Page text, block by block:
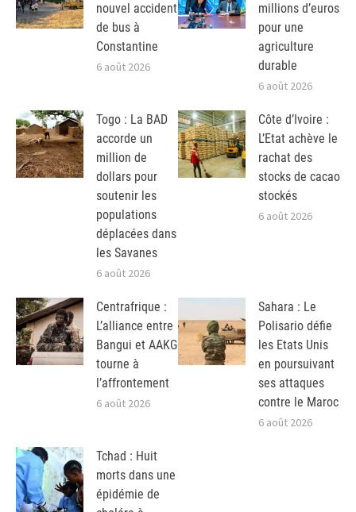
nouvel accident
de bus à
Constantine
6 août 2026
millions d’euros
pour une
agriculture
durable
6 août 2026
Togo : La BAD
accorde un
million de
dollars pour
soutenir les
populations
déplacées dans
les Savanes
6 août 2026
Côte d’Ivoire :
L’Etat achève le
rachat des
stocks de cacao
stockés
6 août 2026
Centrafrique :
L’alliance entre
Bangui et AAKG
tourne à
l’affrontement
6 août 2026
Sahara : Le
Polisario défie
les Etats Unis
en poursuivant
ses attaques
contre le Maroc
6 août 2026
Tchad : Huit
morts dans une
épidémie de